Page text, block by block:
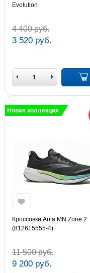
Evolution
4 400 руб.
3 520 руб.
Новая коллекция
Кроссовки Anta MN Zone 2
(812615555-4)
11 500 руб.
9 200 руб.